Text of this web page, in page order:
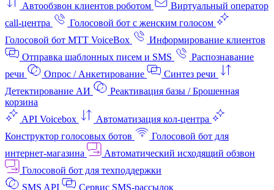
Автообзвон клиентов роботом
Виртуальный оператор
call-центра
Голосовой бот с женским голосом
Голосовой бот МТТ VoiceBox
Информирование клиентов
Отправка шаблонных писем и SMS
Распознавание
речи
Опрос / Анкетирование
Синтез речи
Детектирование АИ
Реактивация базы / Брошенная
корзина
API Voicebox
Автоматизация кол‑центра
Конструктор голосовых ботов
Голосовой бот для
интернет‑магазина
Автоматический исходящий обзвон
Голосовой бот для техподдержки
SMS API
Сервис SMS-рассылок